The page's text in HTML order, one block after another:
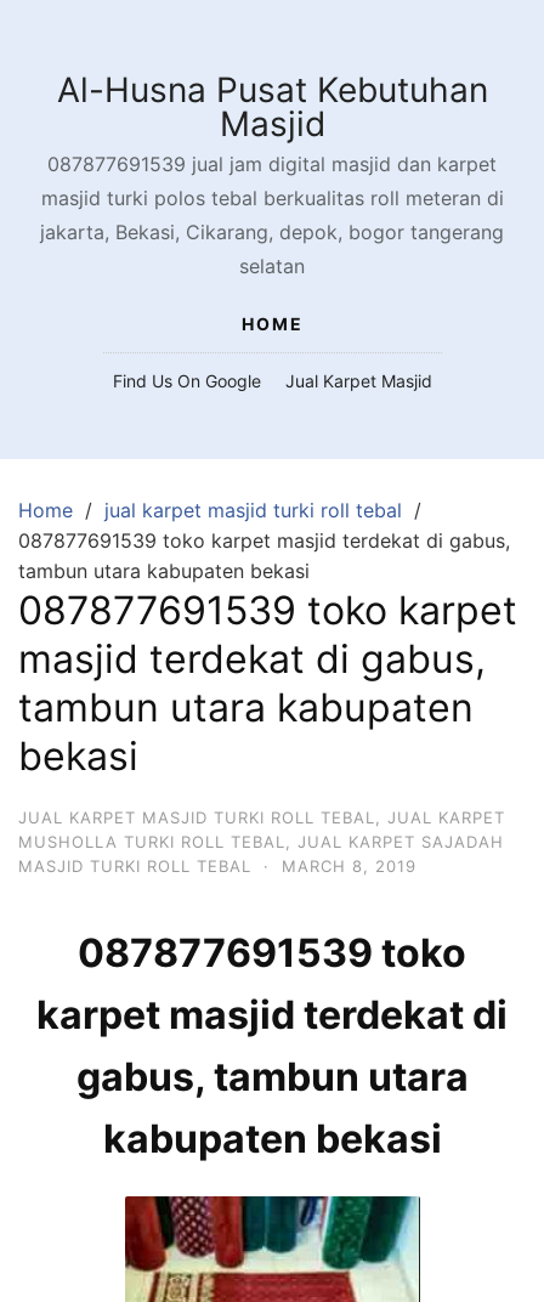
contentAl-Husna Pusat Kebutuhan
Masjid
087877691539 jual jam digital masjid dan karpet
masjid turki polos tebal berkualitas roll meteran di
jakarta, Bekasi, Cikarang, depok, bogor tangerang
selatan
HOME
Find Us On Google Jual Karpet Masjid
Home
jual karpet masjid turki roll tebal
087877691539 toko karpet masjid terdekat di gabus,
tambun utara kabupaten bekasi
087877691539 toko karpet
masjid terdekat di gabus,
tambun utara kabupaten
bekasi
JUAL KARPET MASJID TURKI ROLL TEBAL
JUAL KARPET
MUSHOLLA TURKI ROLL TEBAL
JUAL KARPET SAJADAH
MASJID TURKI ROLL TEBAL
· MARCH 8, 2019
087877691539 toko
karpet masjid terdekat di
gabus, tambun utara
kabupaten bekasi